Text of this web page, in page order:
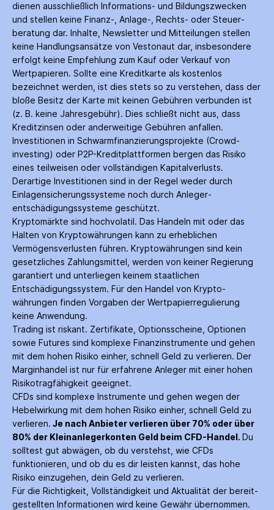
dienen ausschließlich Informations- und Bildungs­zwecken
und stellen keine Finanz-, Anlage-, Rechts- oder Steuer­
beratung dar. Inhalte, Newsletter und Mitteilungen stellen
keine Handlungs­ansätze von Vestonaut dar, insbesondere
erfolgt keine Empfehlung zum Kauf oder Verkauf von
Wertpapieren. Sollte eine Kreditkarte als kostenlos
bezeichnet werden, ist dies stets so zu verstehen, dass der
bloße Besitz der Karte mit keinen Gebühren verbunden ist
(z. B. keine Jahres­gebühr). Dies schließt nicht aus, dass
Kredit­zinsen oder anderweitige Gebühren anfallen.
Investitionen in Schwarm­finanzierungs­projekte (Crowd­
investing) oder P2P-Kredit­plattformen bergen das Risiko
eines teilweisen oder vollständigen Kapitalverlusts.
Derartige Investitionen sind in der Regel weder durch
Einlagen­sicherungs­systeme noch durch Anleger­
entschädigungs­systeme geschützt.
Kryptomärkte sind hochvolatil. Das Handeln mit oder das
Halten von Krypto­währungen kann zu erheblichen
Vermögensverlusten führen. Krypto­währungen sind kein
gesetzliches Zahlungs­mittel, werden von keiner Regierung
garantiert und unterliegen keinem staatlichen
Entschädigungs­system. Für den Handel von Krypto­
währungen finden Vorgaben der Wertpapier­regulierung
keine Anwendung.
Trading ist riskant. Zertifikate, Options­scheine, Optionen
sowie Futures sind komplexe Finanz­instrumente und gehen
mit dem hohen Risiko einher, schnell Geld zu verlieren. Der
Margin­handel ist nur für erfahrene Anleger mit einer hohen
Risiko­tragfähigkeit geeignet.
CFDs sind komplexe Instrumente und gehen wegen der
Hebelwirkung mit dem hohen Risiko einher, schnell Geld zu
verlieren. Je nach Anbieter verlieren über 70% oder über
80% der Kleinanleger­konten Geld beim CFD-Handel. Du
solltest gut abwägen, ob du verstehst, wie CFDs
funktionieren, und ob du es dir leisten kannst, das hohe
Risiko einzugehen, dein Geld zu verlieren.
Für die Richtigkeit, Vollständigkeit und Aktualität der bereit­
gestellten Informationen wird keine Gewähr über­nommen.